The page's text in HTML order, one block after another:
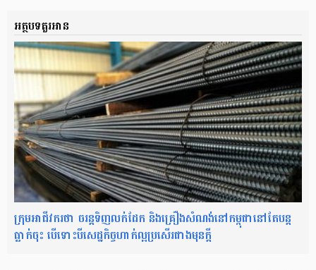
អត្ថបទគួរអាន
ក្រុមអាជីវករថា ចរន្តទិញលក់ដែក និងគ្រឿងសំណង់នៅកម្ពុជានៅតែបន្ត
ធ្លាក់ចុះ បើទោះបីសេដ្ឋកិច្ចហាក់ល្អប្រសើរជាងមុនក្តី